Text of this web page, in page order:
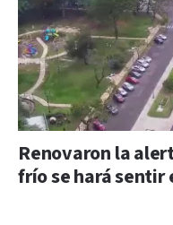
Renovaron la
frío se hará sentir